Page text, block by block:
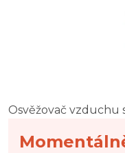
Osvěžovač vzduchu